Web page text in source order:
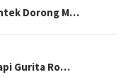
Dorong M…
Gurita Ro…